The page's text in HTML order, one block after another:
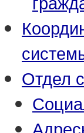
Отдел